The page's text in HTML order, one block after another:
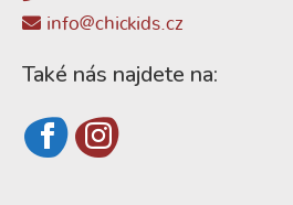
info@chickids.cz
Také nás najdete na: